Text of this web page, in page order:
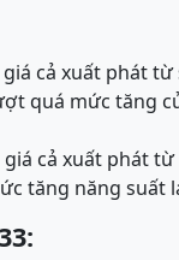
cả xuất phát
quá mức tăng
giá cả xuất phát
tăng năng suất